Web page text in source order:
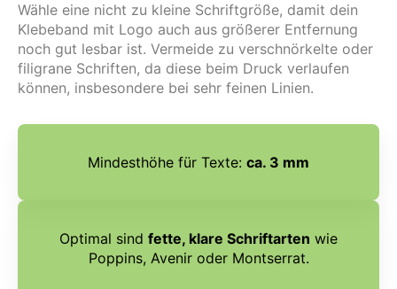
Wähle eine nicht zu kleine Schriftgröße, damit dein
Klebeband mit Logo auch aus größerer Entfernung
noch gut lesbar ist. Vermeide zu verschnörkelte oder
filigrane Schriften, da diese beim Druck verlaufen
können, insbesondere bei sehr feinen Linien.
Mindesthöhe für Texte: ca. 3 mm
Optimal sind fette, klare Schriftarten wie
Poppins, Avenir oder Montserrat.